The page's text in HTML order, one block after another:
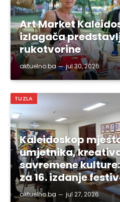
Art Market
izlagača
rukotvorine
aktuelno.ba jul 30, 2026
TUZLA
Kaleidoskop
umjetnika,
savremene
za 16. izdanje
aktuelno.ba jul 27, 2026